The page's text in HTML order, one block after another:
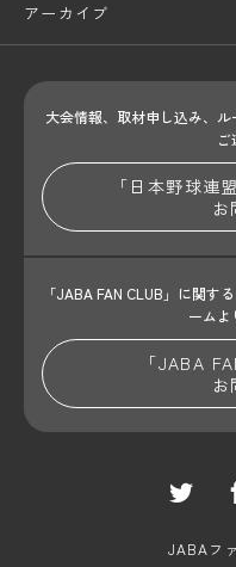
アーカイブ
大会情報、取材申し込み、
ご
「日本野球連
「JABA FAN CLUB」に関す
ームよ
「JABA
JABAフ